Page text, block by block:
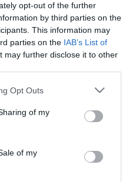
opt-out of the further
by third parties on the
This information may
parties on the IAB’s List of
may further disclose it to other
uses one or more Google
behaviour. You may click to
and its third-party tags to
purposes in below Google
Opt Outs
of my
of my